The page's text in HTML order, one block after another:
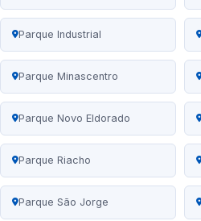
Parque Industrial
Parque Minascentro
Parque Novo Eldorado
Parque Riacho
Parque São Jorge